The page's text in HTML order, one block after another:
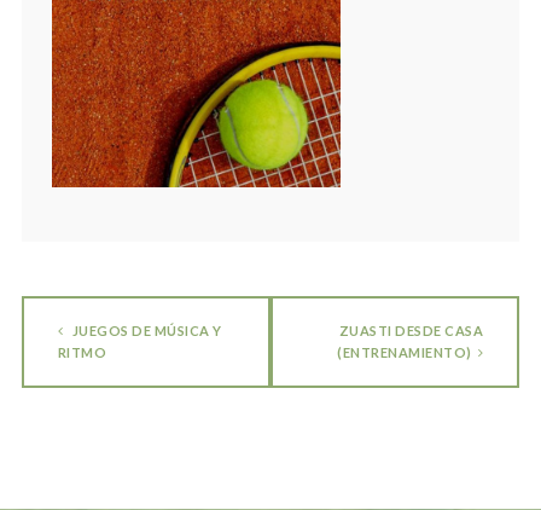
JUEGOS DE MÚSICA Y
RITMO
ZUASTI DESDE CASA
(ENTRENAMIENTO)